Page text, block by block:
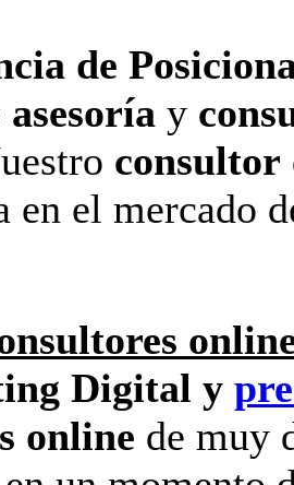
de
asesoría y
consultor
en el mercado
Digital y
online de muy